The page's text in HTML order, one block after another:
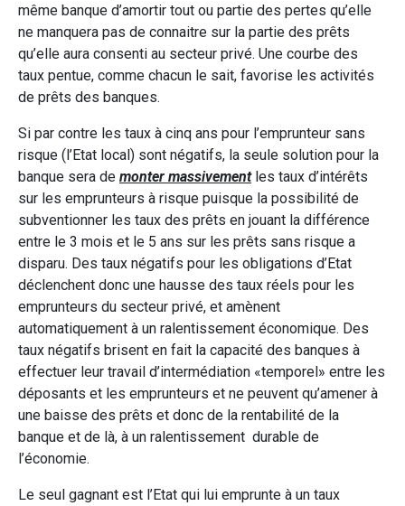
même banque d’amortir tout ou partie des pertes qu’elle
ne manquera pas de connaitre sur la partie des prêts
qu’elle aura consenti au secteur privé. Une courbe des
taux pentue, comme chacun le sait, favorise les activités
de prêts des banques.
Si par contre les taux à cinq ans pour l’emprunteur sans
risque (l’Etat local) sont négatifs, la seule solution pour la
banque sera de monter massivementles taux d’intérêts
sur les emprunteurs à risque puisque la possibilité de
subventionner les taux des prêts en jouant la différence
entre le 3 mois et le 5 ans sur les prêts sans risque a
disparu. Des taux négatifs pour les obligations d’Etat
déclenchent donc une hausse des taux réels pour les
emprunteurs du secteur privé, et amènent
automatiquement à un ralentissement économique. Des
taux négatifs brisent en fait la capacité des banques à
effectuer leur travail d’intermédiation «temporel» entre les
déposants et les emprunteurs et ne peuvent qu’amener à
une baisse des prêts et donc de la rentabilité de la
banque et de là, à un ralentissement durable de
l’économie.
Le seul gagnant est l’Etat qui lui emprunte à un taux